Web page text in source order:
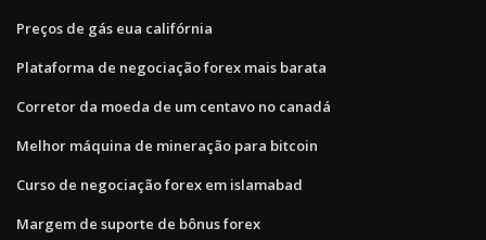
Preços de gás eua califórnia
Plataforma de negociação forex mais barata
Corretor da moeda de um centavo no canadá
Melhor máquina de mineração para bitcoin
Curso de negociação forex em islamabad
Margem de suporte de bônus forex